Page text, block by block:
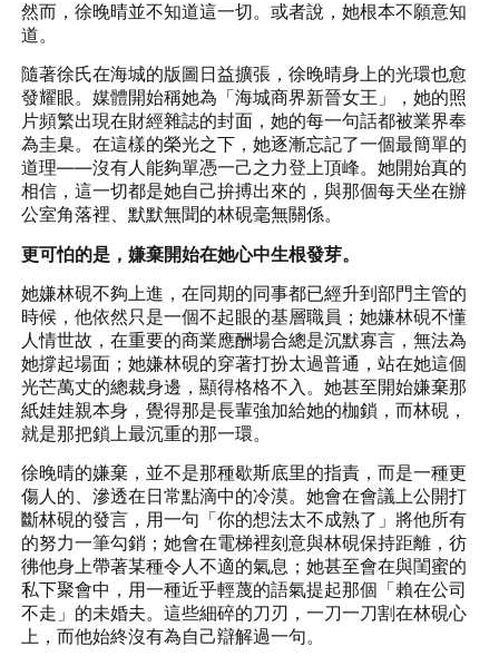
然而，徐晚晴並不知道這一切。或者說，她根本不願意知
道。
隨著徐氏在海城的版圖日益擴張，徐晚晴身上的光環也愈
發耀眼。媒體開始稱她為「海城商界新晉女王」，她的照
片頻繁出現在財經雜誌的封面，她的每一句話都被業界奉
為圭臬。在這樣的榮光之下，她逐漸忘記了一個最簡單的
道理——沒有人能夠單憑一己之力登上頂峰。她開始真的
相信，這一切都是她自己拚搏出來的，與那個每天坐在辦
公室角落裡、默默無聞的林硯毫無關係。
更可怕的是，嫌棄開始在她心中生根發芽。
她嫌林硯不夠上進，在同期的同事都已經升到部門主管的
時候，他依然只是一個不起眼的基層職員；她嫌林硯不懂
人情世故，在重要的商業應酬場合總是沉默寡言，無法為
她撐起場面；她嫌林硯的穿著打扮太過普通，站在她這個
光芒萬丈的總裁身邊，顯得格格不入。她甚至開始嫌棄那
紙娃娃親本身，覺得那是長輩強加給她的枷鎖，而林硯，
就是那把鎖上最沉重的那一環。
徐晚晴的嫌棄，並不是那種歇斯底里的指責，而是一種更
傷人的、滲透在日常點滴中的冷漠。她會在會議上公開打
斷林硯的發言，用一句「你的想法太不成熟了」將他所有
的努力一筆勾銷；她會在電梯裡刻意與林硯保持距離，彷
彿他身上帶著某種令人不適的氣息；她甚至會在與閨蜜的
私下聚會中，用一種近乎輕蔑的語氣提起那個「賴在公司
不走」的未婚夫。這些細碎的刀刃，一刀一刀割在林硯心
上，而他始終沒有為自己辯解過一句。